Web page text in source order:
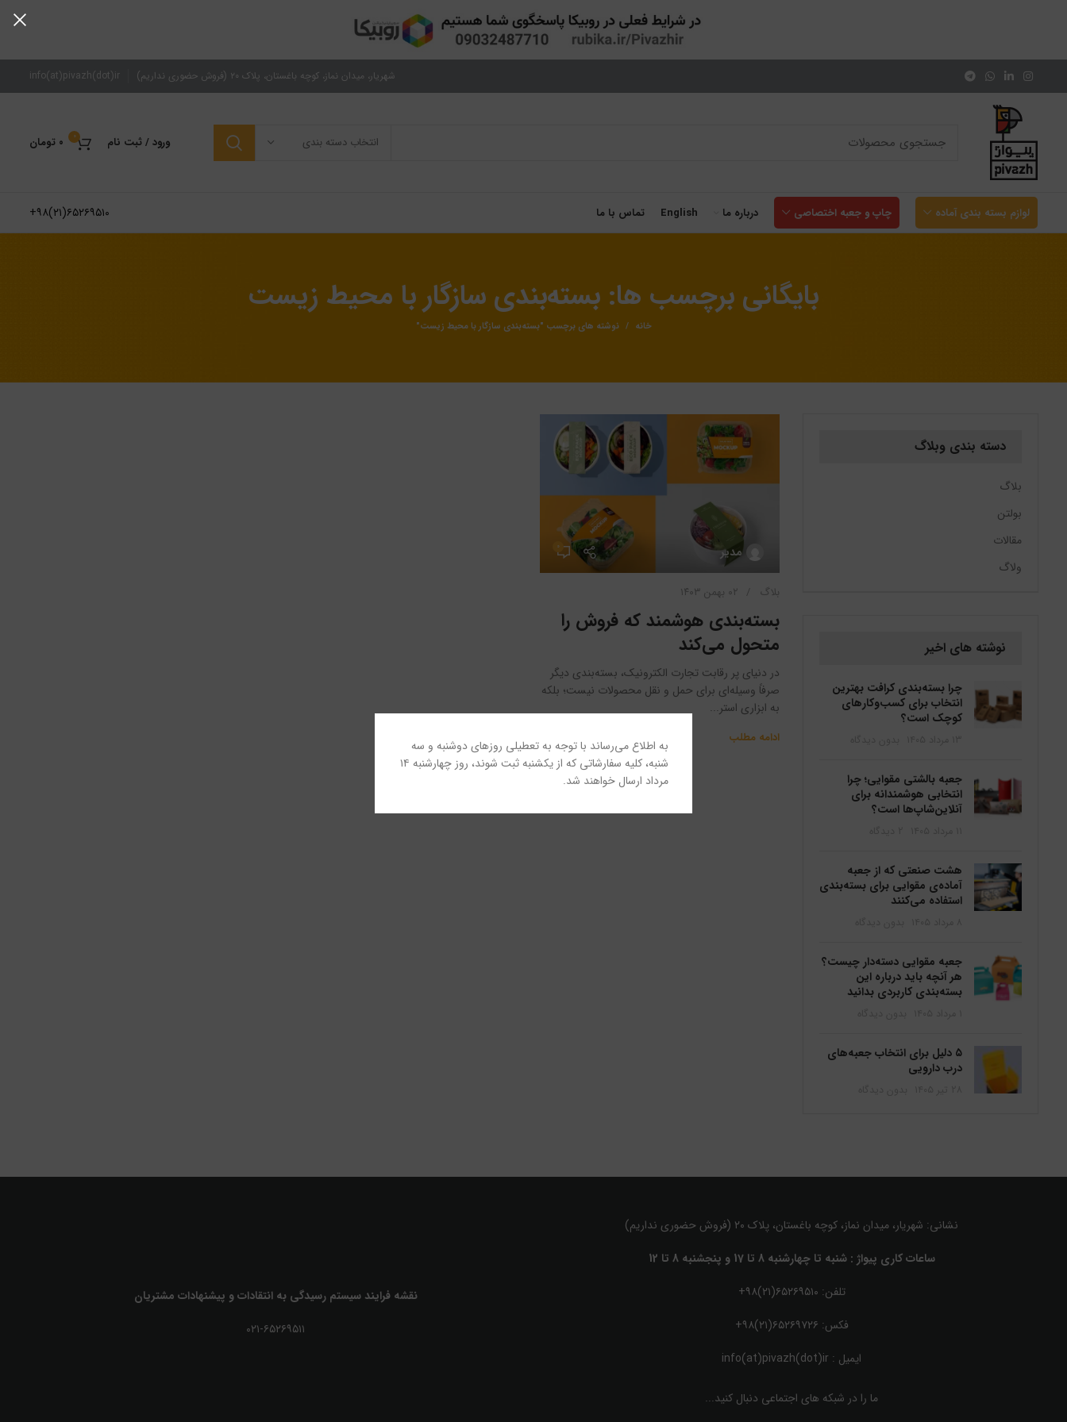
به اطلاع می‌رساند با توجه به تعطیلی روزهای دوشنبه و سه
شنبه، کلیه سفارشاتی که از یکشنبه ثبت شوند، روز چهارشنبه ۱۴
مرداد ارسال خواهند شد.
شهریار، میدان نماز، کوچه باغستان، پلاک ۲۰ (فروش حضوری نداریم) info(at)pivazh(dot)ir
انتخاب دسته بندی ورود / ثبت نام 0 ۰ تومان
لوازم بسته بندی آماده چاپ و جعبه اختصاصی درباره ما English تماس با ما ۶۵۲۶۹۵۱۰(۲۱)۹۸+
بایگانی برچسب ها: بسته‌بندی سازگار با محیط زیست
خانه نوشته های برچسب "بسته‌بندی سازگار با محیط زیست"
مدیر ۰
بلاگ ۰۲ بهمن ۱۴۰۳
بسته‌بندی هوشمند که فروش را
متحول می‌کند
در دنیای پر رقابت تجارت الکترونیک، بسته‌بندی دیگر
صرفاً وسیله‌ای برای حمل و نقل محصولات نیست؛ بلکه
به ابزاری استر...
ادامه مطلب
دسته بندی وبلاگ
بلاگ
بولتن
مقالات
ولاگ
نوشته های اخیر
چرا بسته‌بندی کرافت بهترین
انتخاب برای کسب‌وکارهای
کوچک است؟
جعبه بالشتی مقوایی؛ چرا
انتخابی هوشمندانه برای
آنلاین‌شاپ‌ها است؟
هشت صنعتی که از جعبه
آماده‌ی مقوایی برای بسته‌بندی
استفاده می‌کنند
جعبه مقوایی دسته‌دار چیست؟
هر آنچه باید درباره این
بسته‌بندی کاربردی بدانید
۵ دلیل برای انتخاب جعبه‌های
درب دارویی
نشانی: شهریار، میدان نماز، کوچه باغستان، پلاک ۲۰ (فروش حضوری نداریم)
ساعات کاری پیواژ : شنبه تا چهارشنبه 8 تا 17 و پنجشنبه 8 تا 12
تلفن: ۶۵۲۶۹۵۱۰(۲۱)۹۸+
فکس: ۶۵۲۶۹۷۲۶(۲۱)۹۸+
ایمیل : info(at)pivazh(dot)ir
ما را در شبکه های اجتماعی دنبال کنید...
نقشه فرایند سیستم رسیدگی به انتقادات و پیشنهادات مشتریان
۰۲۱-۶۵۲۶۹۵۱۱